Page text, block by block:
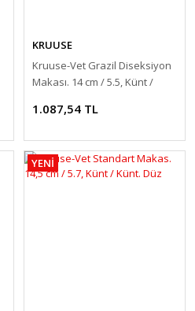
KRUUSE
Kruuse-Vet Grazil Diseksiyon
Makası. 14 cm / 5.5, Künt /
1.087,54 TL
YENİ